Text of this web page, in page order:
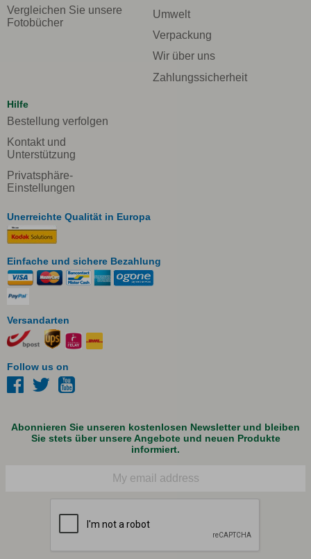
Vergleichen Sie unsere
Fotobücher
Umwelt
Verpackung
Wir über uns
Zahlungssicherheit
Hilfe
Bestellung verfolgen
Kontakt und
Unterstützung
Privatsphäre-
Einstellungen
Unerreichte Qualität in Europa
Einfache und sichere Bezahlung
Versandarten
Follow us on
Abonnieren Sie unseren kostenlosen Newsletter und bleiben
Sie stets über unsere Angebote und neuen Produkte
informiert.